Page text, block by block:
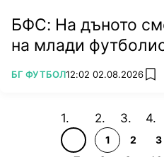
БФС: На дъното
на млади
ПОВЕЧЕ ОТ
БГ ФУТБОЛ12:02 02.08.2026
1 2 3